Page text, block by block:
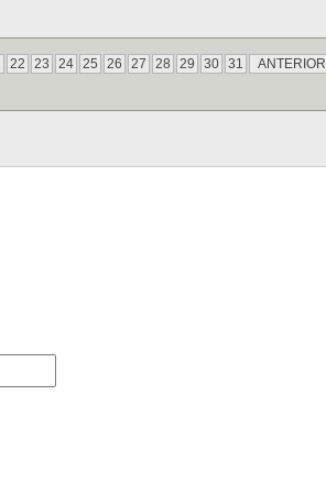
22 23 24 25 26 27 28 29 30 31 ANTERIOR